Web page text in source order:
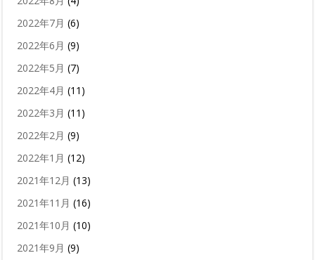
2022年7月 (6)
2022年6月 (9)
2022年5月 (7)
2022年4月 (11)
2022年3月 (11)
2022年2月 (9)
2022年1月 (12)
2021年12月 (13)
2021年11月 (16)
2021年10月 (10)
2021年9月 (9)